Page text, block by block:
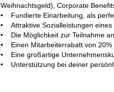
Weihnachtsgeld), Corporate
• Fundierte Einarbeitung, als
• Attraktive Sozialleistungen eines
• Die Möglichkeit zur Teilnahme
• Einen Mitarbeiterrabatt von 20%
• Eine großartige
• Unterstützung bei deiner